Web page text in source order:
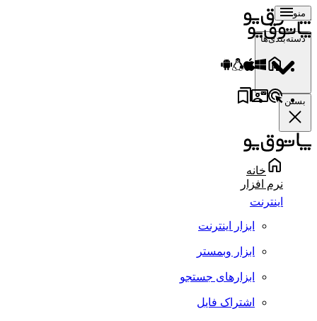
منو
دسته‌بندی‌ها
بستن
خانه
نرم افزار
اینترنت
ابزار اینترنت
ابزار وبمستر
ابزارهای جستجو
اشتراک فایل